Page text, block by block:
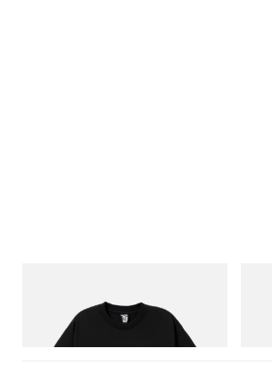
BILLIONAIRE BOYS CLUB X INITIAL D
COTTON T-SHIRT #1
立即購入